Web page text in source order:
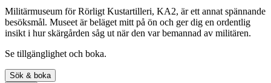
Militärmuseum för Rörligt Kustartilleri, KA2, är ett annat spännande
besöksmål. Museet är beläget mitt på ön och ger dig en ordentlig
insikt i hur skärgården såg ut när den var bemannad av militären.
Se tillgänglighet och boka.
Sök & boka